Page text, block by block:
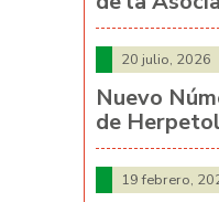
20 julio, 2026
Nuevo
de
19 febrero,